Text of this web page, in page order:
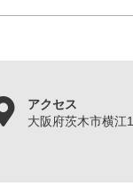
アクセス
大阪府茨木市横江